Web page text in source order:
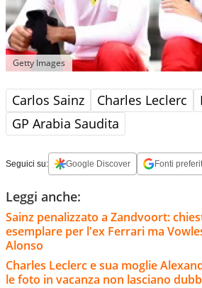
Getty Images
Carlos Sainz Charles Leclerc
GP Arabia Saudita
Seguici su: Google Discover Fonti
Leggi anche:
Sainz penalizzato a Zandvoort:
esemplare per l'ex Ferrari ma
Alonso
Charles Leclerc e sua moglie
le foto in vacanza non lasciano